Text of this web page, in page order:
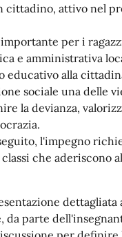
cittadino, attivo nel
per i
e amministrativa
educativo alla
sociale una delle
la devianza,
l'impegno
che aderiscono
dettagliata
da parte